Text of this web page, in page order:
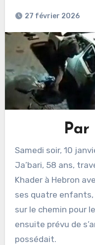
27 février 2026
Par
Samedi soir, 10 janvier 2026, vers 20 h 45, Shaker
Ja’bari, 58 ans,
Khader à Hebron
ses quatre enfants,
sur le chemin pour
ensuite prévu de
possédait.